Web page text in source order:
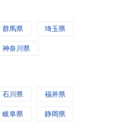
群馬県 埼玉県
神奈川県
石川県 福井県
岐阜県 静岡県